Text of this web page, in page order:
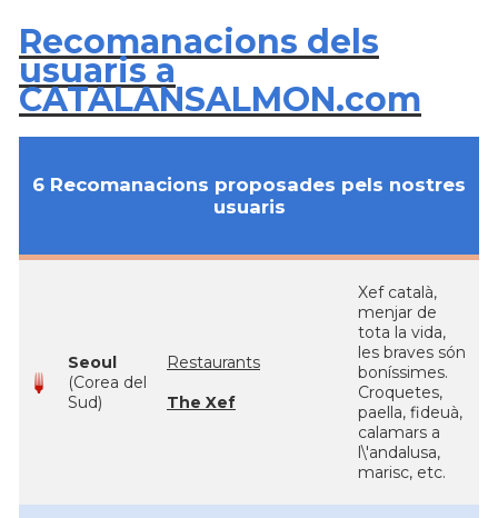
Recomanacions dels
usuaris a
CATALANSALMON.com
6 Recomanacions proposades pels nostres
usuaris
Seoul
(Corea del
Sud)
Restaurants
The Xef
Xef català,
menjar de
tota la vida,
les braves són
boníssimes.
Croquetes,
paella, fideuà,
calamars a
l\'andalusa,
marisc, etc.